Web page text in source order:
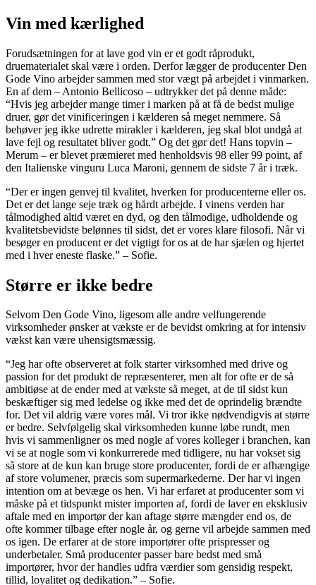
Vin med kærlighed
Forudsætningen for at lave god vin er et godt råprodukt,
druematerialet skal være i orden. Derfor lægger de producenter Den
Gode Vino arbejder sammen med stor vægt på arbejdet i vinmarken.
En af dem – Antonio Bellicoso – udtrykker det på denne måde:
“Hvis jeg arbejder mange timer i marken på at få de bedst mulige
druer, gør det vinificeringen i kælderen så meget nemmere. Så
behøver jeg ikke udrette mirakler i kælderen, jeg skal blot undgå at
lave fejl og resultatet bliver godt.” Og det gør det! Hans topvin –
Merum – er blevet præmieret med henholdsvis 98 eller 99 point, af
den Italienske vinguru Luca Maroni, gennem de sidste 7 år i træk.
“Der er ingen genvej til kvalitet, hverken for producenterne eller os.
Det er det lange seje træk og hårdt arbejde. I vinens verden har
tålmodighed altid været en dyd, og den tålmodige, udholdende og
kvalitetsbevidste belønnes til sidst, det er vores klare filosofi. Når vi
besøger en producent er det vigtigt for os at de har sjælen og hjertet
med i hver eneste flaske.” – Sofie.
Større er ikke bedre
Selvom Den Gode Vino, ligesom alle andre velfungerende
virksomheder ønsker at vækste er de bevidst omkring at for intensiv
vækst kan være uhensigtsmæssig.
“Jeg har ofte observeret at folk starter virksomhed med drive og
passion for det produkt de repræsenterer, men alt for ofte er de så
ambitiøse at de ender med at vækste så meget, at de til sidst kun
beskæftiger sig med ledelse og ikke med det de oprindelig brændte
for. Det vil aldrig være vores mål. Vi tror ikke nødvendigvis at større
er bedre. Selvfølgelig skal virksomheden kunne løbe rundt, men
hvis vi sammenligner os med nogle af vores kolleger i branchen, kan
vi se at nogle som vi konkurrerede med tidligere, nu har vokset sig
så store at de kun kan bruge store producenter, fordi de er afhængige
af store volumener, præcis som supermarkederne. Der har vi ingen
intention om at bevæge os hen. Vi har erfaret at producenter som vi
måske på et tidspunkt mister importen af, fordi de laver en eksklusiv
aftale med en importør der kan aftage større mængder end os, de
ofte kommer tilbage efter nogle år, og gerne vil arbejde sammen med
os igen. De erfarer at de store importører ofte prispresser og
underbetaler. Små producenter passer bare bedst med små
importører, hvor der handles udfra værdier som gensidig respekt,
tillid, loyalitet og dedikation.” – Sofie.